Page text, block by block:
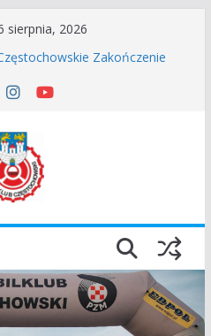
sierpnia, 2026
Rozpoczęcie Sezonu 2026
Sprint o Puchar Prezydenta